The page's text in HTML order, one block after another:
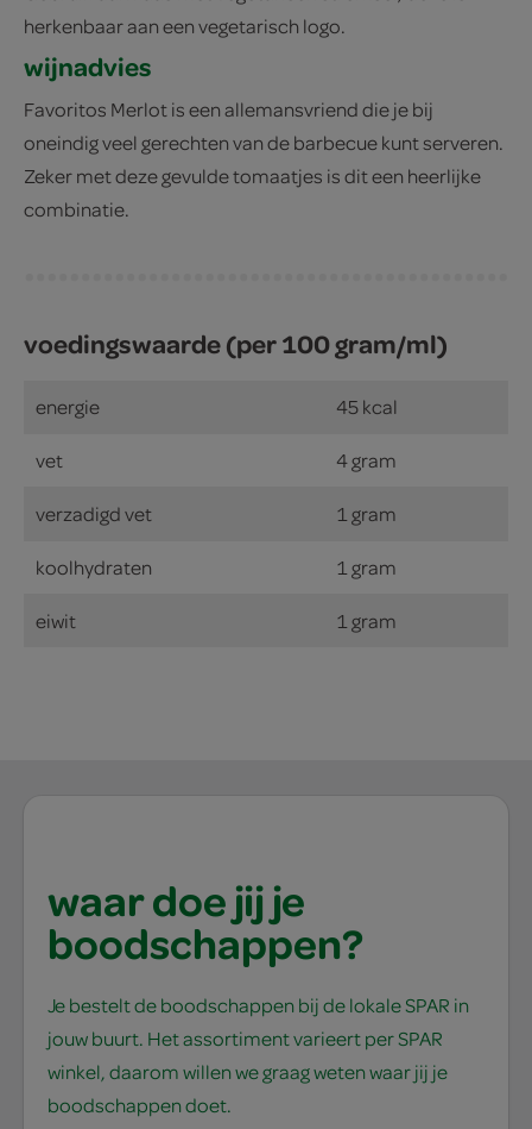
herkenbaar aan een vegetarisch logo.
wijnadvies
Favoritos Merlot is een allemansvriend die je bij
oneindig veel gerechten van de barbecue kunt serveren.
Zeker met deze gevulde tomaatjes is dit een heerlijke
combinatie.
voedingswaarde (per 100 gram/ml)
energie 45 kcal
vet 4 gram
verzadigd vet 1 gram
koolhydraten 1 gram
eiwit 1 gram
waar doe jij je
boodschappen?
Je bestelt de boodschappen bij de lokale SPAR in
jouw buurt. Het assortiment varieert per SPAR
winkel, daarom willen we graag weten waar jij je
boodschappen doet.